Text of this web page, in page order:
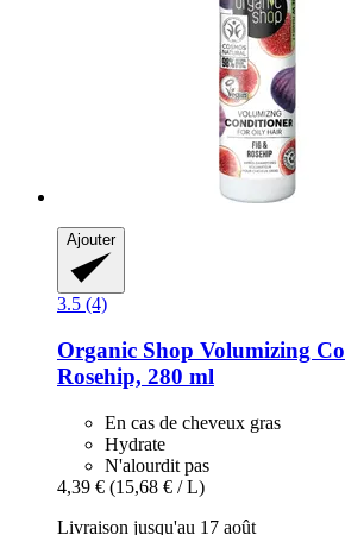
Ajouter
3.5 (4)
Organic Shop Volumizing
Rosehip, 280 ml
En cas de cheveux gras
Hydrate
N'alourdit pas
4,39 € (15,68 € / L)
Livraison jusqu'au 17 août